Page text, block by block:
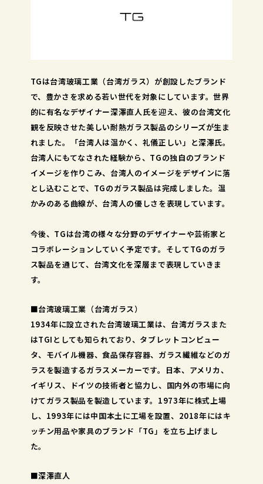
TGは台湾玻璃工業（台湾ガラス）が創設したブランド
で、豊かさを求める若い世代を対象にしています。世界
的に有名なデザイナー深澤直人氏を迎え、彼の台湾文化
観を反映させた美しい耐熱ガラス製品のシリーズが生ま
れました。「台湾人は温かく、礼儀正しい」と深澤氏。
台湾人にもてなされた経験から、TGの独自のブランド
イメージを作りこみ、台湾人のイメージをデザインに落
とし込むことで、TGのガラス製品は完成しました。温
かみのある曲線が、台湾人の優しさを表現しています。
今後、TGは台湾の様々な分野のデザイナーや芸術家と
コラボレーションしていく予定です。そしてTGのガラ
ス製品を通じて、台湾文化を深層まで表現していきま
す。
■台湾玻璃工業（台湾ガラス）
1934年に設立された台湾玻璃工業は、台湾ガラスまた
はTGIとしても知られており、タブレットコンピュー
タ、モバイル機器、食品保存容器、ガラス繊維などのガ
ラスを製造するガラスメーカーです。日本、アメリカ、
イギリス、ドイツの技術者と協力し、国内外の市場に向
けてガラス製品を製造しています。1973年に株式上場
し、1993年には中国本土に工場を設置、2018年にはキ
ッチン用品や家具のブランド「TG」を立ち上げまし
た。
■深澤直人